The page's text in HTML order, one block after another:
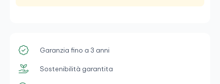
Garanzia fino a 3 anni
Sostenibilità garantita